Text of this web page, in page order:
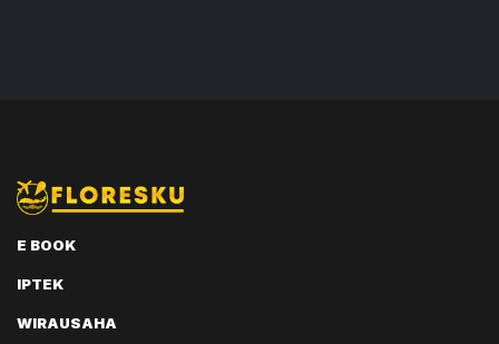
E BOOK
IPTEK
WIRAUSAHA